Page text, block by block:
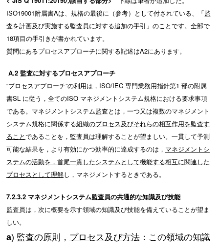
ISO19001附属書Aは、規格の最後に（参考）として付されている、「監
査を計画及び実施する監査員に対する追加の手引」のことです。全部で
18項目の手引きが書かれています。
質問にあるプロセスアプローチに関する記述はA2にあります。
A.2 監査に対するプロセスアプローチ
“プロセスアプローチ”の利用は，ISO/IEC 専門業務用指針第1 部の附属
書SL に従う，全てのISO マネジメントシステム規格における要求事項
である。マネジメントシステム監査とは，一つ又は複数のマネジメント
システム規格に関係する組織のプロセス及びそれらの相互作用を監査す
ることであることを，監査員は理解することが望ましい。一貫して予測
可能な結果を，より有効にかつ効率的に達成するのは， マネジメントシ
ステムの活動を，首尾一貫したシステムとして機能する相互に関連した
プロセスとして理解し，マネジメントするときである。
7.2.3.2 マネジメントシステム監査員の共通的な知識及び技能
監査員は，次に概要を示す領域の知識及び技能を備えていることが望ま
しい。
a) 監査の原則， プロセス及び方法 ：この領域の知識